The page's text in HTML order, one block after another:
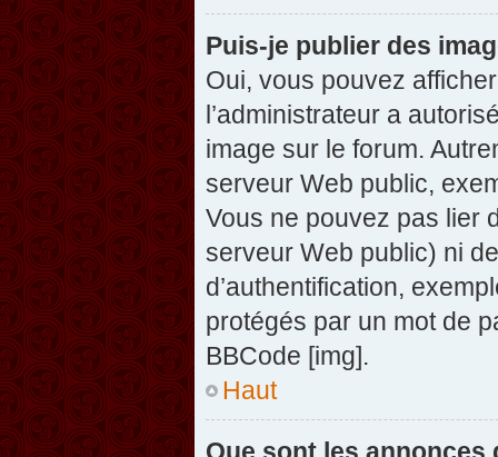
Puis-je publier des
Oui, vous pouvez
l’administrateur a
image sur le forum.
serveur Web public,
Vous ne pouvez pas lier
serveur Web public) ni
d’authentification,
protégés par un mot de
BBCode [img].
Haut
Que sont les annonces